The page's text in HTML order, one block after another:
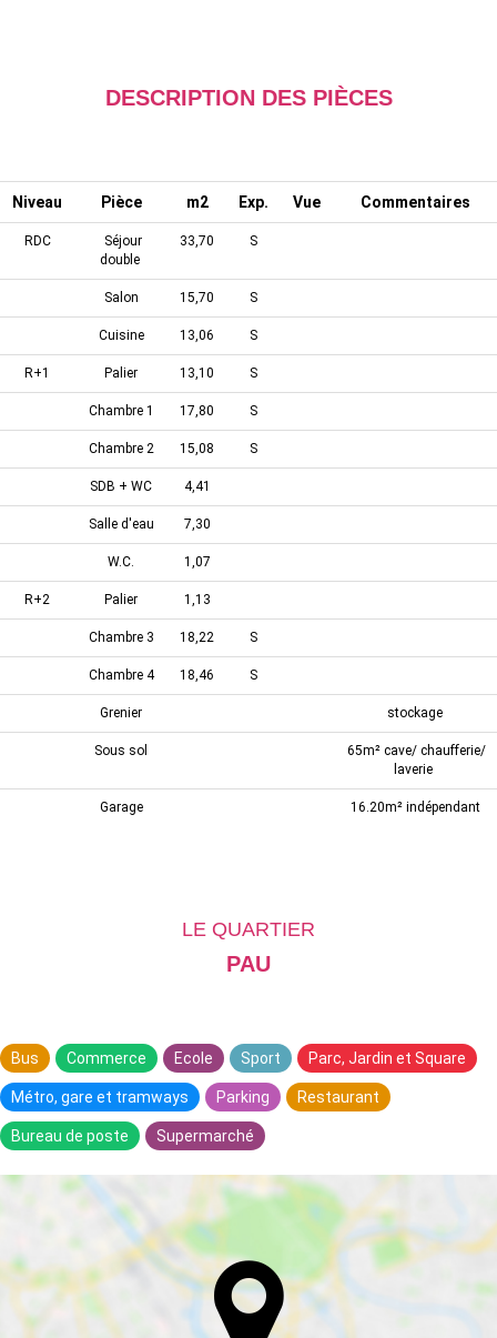
DESCRIPTION DES PIÈCES
Niveau Pièce m2 Exp. Vue Commentaires
RDC
Séjour
double
33,70 S
Salon 15,70 S
Cuisine 13,06 S
R+1 Palier 13,10 S
Chambre 1 17,80 S
Chambre 2 15,08 S
SDB + WC 4,41
Salle d'eau 7,30
W.C. 1,07
R+2 Palier 1,13
Chambre 3 18,22 S
Chambre 4 18,46 S
Grenier stockage
Sous sol
65m² cave/ chaufferie/
laverie
Garage 16.20m² indépendant
LE QUARTIER
PAU
Bus Commerce Ecole Sport Parc, Jardin et Square
Métro, gare et tramways Parking Restaurant
Bureau de poste Supermarché